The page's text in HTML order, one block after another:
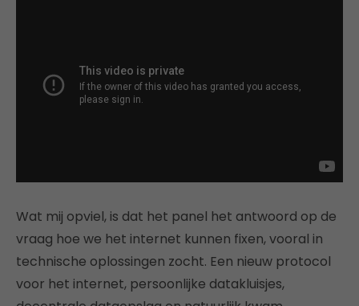
Wat mij opviel, is dat het panel het antwoord op de
vraag hoe we het internet kunnen fixen, vooral in
technische oplossingen zocht. Een nieuw protocol
voor het internet, persoonlijke datakluisjes,